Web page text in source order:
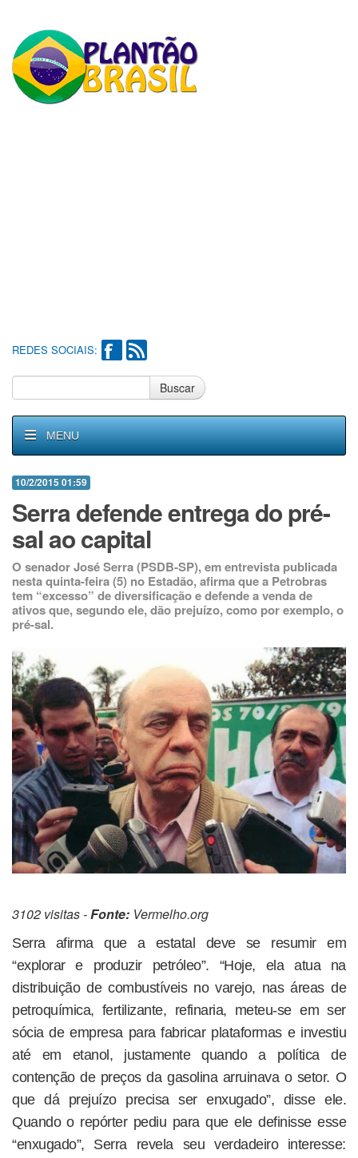
REDES SOCIAIS:
Buscar
MENU
10/2/2015 01:59
Serra defende entrega do pré-
sal ao capital
O senador José Serra (PSDB-SP), em entrevista publicada
nesta quinta-feira (5) no Estadão, afirma que a Petrobras
tem “excesso” de diversificação e defende a venda de
ativos que, segundo ele, dão prejuízo, como por exemplo, o
pré-sal.
3102 visitas -Fonte: Vermelho.org
Serra afirma que a estatal deve se resumir em
“explorar e produzir petróleo”. “Hoje, ela atua na
distribuição de combustíveis no varejo, nas áreas de
petroquímica, fertilizante, refinaria, meteu-se em ser
sócia de empresa para fabricar plataformas e investiu
até em etanol, justamente quando a política de
contenção de preços da gasolina arruinava o setor. O
que dá prejuízo precisa ser enxugado”, disse ele.
Quando o repórter pediu para que ele definisse esse
“enxugado”, Serra revela seu verdadeiro interesse: